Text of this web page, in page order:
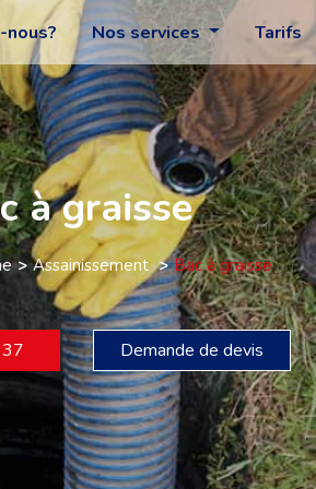
nous? Nos services Tarifs
à graisse
Assainissement Bac à graisse
Demande de devis